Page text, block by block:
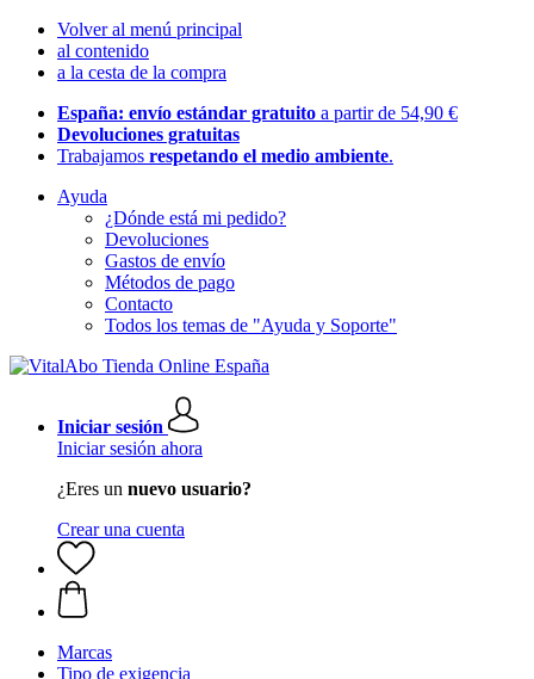
Volver al menú principal
al contenido
a la cesta de la compra
España: envío estándar gratuito a partir de 54,90 €
Devoluciones gratuitas
Trabajamos respetando el medio ambiente.
Ayuda
¿Dónde está mi pedido?
Devoluciones
Gastos de envío
Métodos de pago
Contacto
Todos los temas de "Ayuda y Soporte"
Iniciar sesión
Iniciar sesión ahora
¿Eres un nuevo usuario?
Crear una cuenta
Marcas
Tipo de exigencia